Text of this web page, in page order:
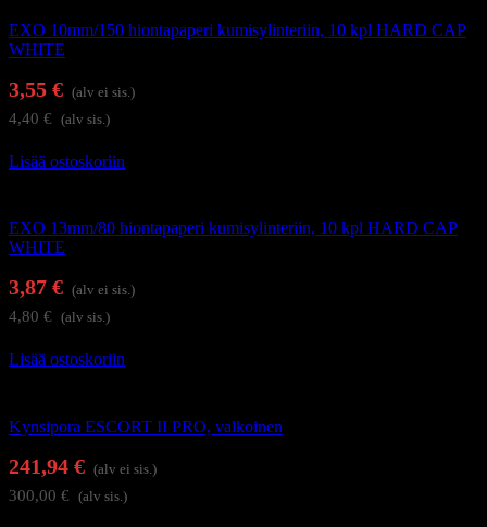
EXO 10mm/150 hiontapaperi kumisylinteriin, 10 kpl HARD CAP
WHITE
3,55 € (alv ei sis.)
4,40 € (alv sis.)
Lisää ostoskoriin
EXO 13mm/80 hiontapaperi kumisylinteriin, 10 kpl HARD CAP
WHITE
3,87 € (alv ei sis.)
4,80 € (alv sis.)
Lisää ostoskoriin
Kynsipora ESCORT II PRO, valkoinen
241,94 € (alv ei sis.)
300,00 € (alv sis.)